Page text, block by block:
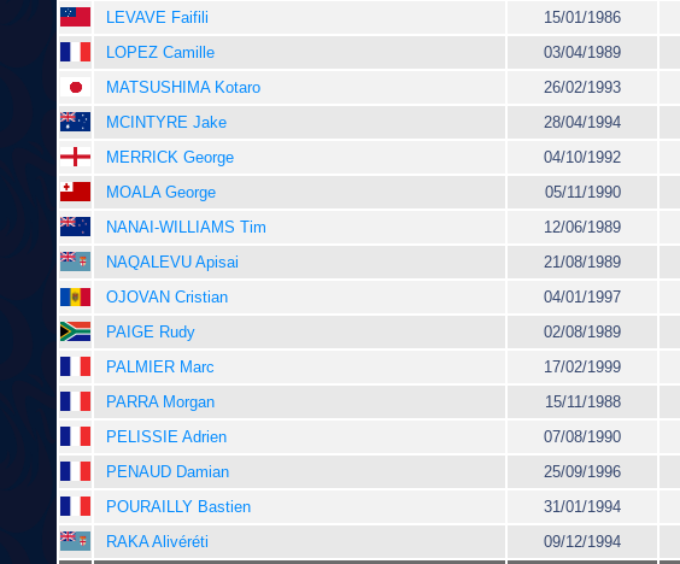
LEVAVE Faifili
15/01/1986
LOPEZ Camille
03/04/1989
MATSUSHIMA Kotaro
26/02/1993
MCINTYRE Jake
28/04/1994
MERRICK George
04/10/1992
MOALA George
05/11/1990
NANAI-WILLIAMS Tim
12/06/1989
NAQALEVU Apisai
21/08/1989
OJOVAN Cristian
04/01/1997
PAIGE Rudy
02/08/1989
PALMIER Marc
17/02/1999
PARRA Morgan
15/11/1988
PELISSIE Adrien
07/08/1990
PENAUD Damian
25/09/1996
POURAILLY Bastien
31/01/1994
RAKA Alivéréti
09/12/1994